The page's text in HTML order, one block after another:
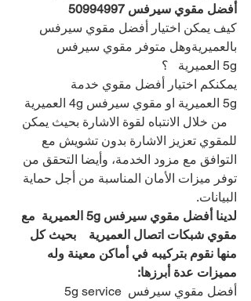
أفضل مقوي سيرفس 50994997
كيف يمكن اختيار أفضل مقوي سيرفس
بالعميريةوهل متوفر مقوي سيرفس
5g العميرية   ؟
يمكنكم اختيار أفضل مقوي خدمة
5g العميرية او مقوي سيرفس 4g العميرية
من خلال الانتباه لقوة الاشارة بحيث يمكن
للمقوي تعزيز الاشارة بدون تشويش مع
التوافق مع مزود الخدمة، وأيضا التحقق من
توفر ميزات الأمان المناسبة من أجل حماية
البيانات.
لدينا أفضل مقوي سيرفس 5g العميرية  مع
مقوي شبكات اتصال العميرية    بحيث كل
منها نقوم بتركيبه في أماكن معينة وله
مميزات عدة أبرزها:
أفضل مقوي سيرفس 5g service